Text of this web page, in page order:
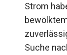
Strom
Suche